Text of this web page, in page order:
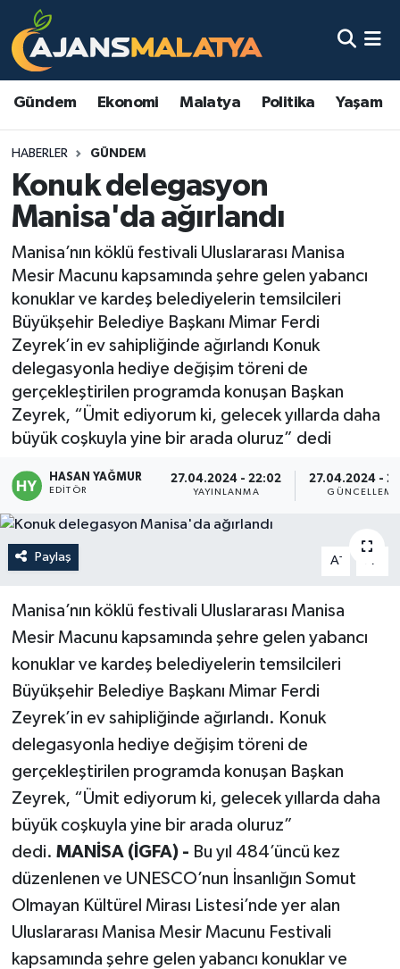
Gündem Ekonomi Malatya Politika Yaşam
HABERLER GÜNDEM
Konuk delegasyon
Manisa'da ağırlandı
Manisa’nın köklü festivali Uluslararası Manisa
Mesir Macunu kapsamında şehre gelen yabancı
konuklar ve kardeş belediyelerin temsilcileri
Büyükşehir Belediye Başkanı Mimar Ferdi
Zeyrek’in ev sahipliğinde ağırlandı Konuk
delegasyonla hediye değişim töreni de
gerçekleştirilen programda konuşan Başkan
Zeyrek, “Ümit ediyorum ki, gelecek yıllarda daha
büyük coşkuyla yine bir arada oluruz” dedi
HASAN YAĞMUR
EDITÖR
27.04.2024 - 22:02
YAYINLANMA
27.04.2024 -
GÜNCELLEME
Paylaş A- A
Manisa’nın köklü festivali Uluslararası Manisa
Mesir Macunu kapsamında şehre gelen yabancı
konuklar ve kardeş belediyelerin temsilcileri
Büyükşehir Belediye Başkanı Mimar Ferdi
Zeyrek’in ev sahipliğinde ağırlandı. Konuk
delegasyonla hediye değişim töreni de
gerçekleştirilen programda konuşan Başkan
Zeyrek, “Ümit ediyorum ki, gelecek yıllarda daha
büyük coşkuyla yine bir arada oluruz”
dedi. MANİSA (İGFA) - Bu yıl 484’üncü kez
düzenlenen ve UNESCO’nun İnsanlığın Somut
Olmayan Kültürel Mirası Listesi’nde yer alan
Uluslararası Manisa Mesir Macunu Festivali
kapsamında şehre gelen yabancı konuklar ve
Asayiş
Eğitim
Ekonomi
Gündem
Kadın
Kültür & Sanat
Magazin
Politika
Sağlık
Spor
Teknoloji
Yaşam
Malatya Nöbetçi Eczaneler
Malatya Namaz Vakitleri
Malatya Trafik Yoğunluk Haritası
TFF 3.Lig 2.Grup Puan Durumu ve Fikstür
Tüm Manşetler
Son Dakika Haberleri
Haber Arşivi